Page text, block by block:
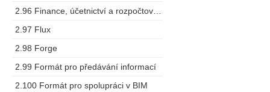
2.97 Flux
2.98 Forge
2.99 Formát pro předávání informací
2.100 Formát pro spolupráci v BIM